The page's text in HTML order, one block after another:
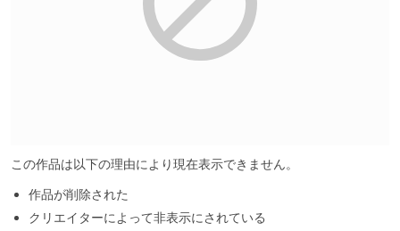
この作品は以下の理由により現在表示できません。
作品が削除された
クリエイターによって非表示にされている